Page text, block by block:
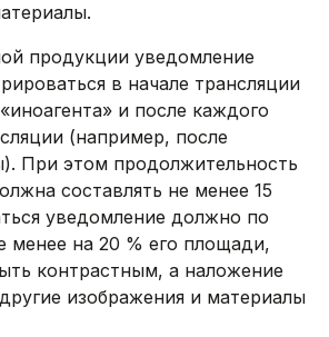
продукции уведомление
в начале трансляции
и после каждого
(например, после
При этом продолжительность
составлять не менее 15
уведомление должно по
менее на 20 % его площади,
контрастным, а наложение
изображения и материалы